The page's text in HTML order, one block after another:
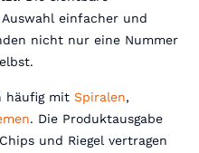
einfacher und
nicht nur eine Nummer
häufig mit Spiralen,
. Die Produktausgabe
und Riegel vertragen